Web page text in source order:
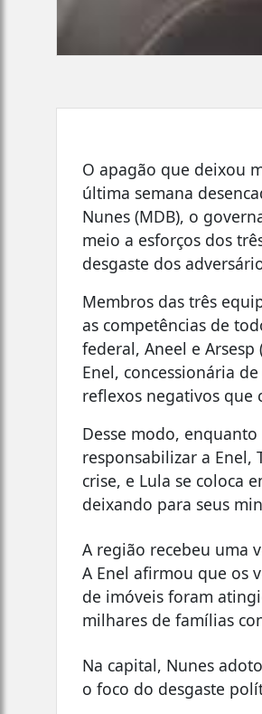
O apagão que deixou
última semana
Nunes (MDB), o
meio a esforços dos
desgaste dos
Membros das três
as competências de
federal, Aneel e
Enel, concessionária
reflexos negativos
Desse modo,
responsabilizar a Enel,
crise, e Lula se coloca
deixando para seus
A região recebeu uma
A Enel afirmou que os
de imóveis foram
milhares de famílias
Na capital, Nunes
o foco do desgaste